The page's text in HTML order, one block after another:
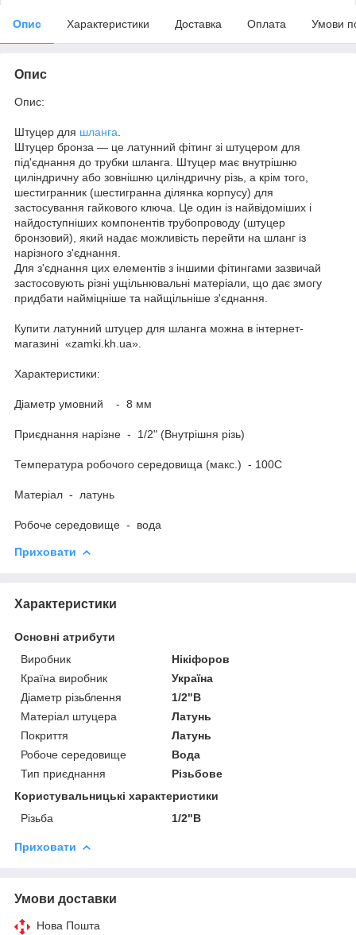
Опис Характеристики Доставка Оплата Умови
Опис
Опис:
Штуцер для шланга
Штуцер бронза — це латунний фітинг зі штуцером для
під'єднання до трубки шланга. Штуцер має внутрішню
циліндричну або зовнішню циліндричну різь, а крім того,
шестигранник (шестигранна ділянка корпусу) для
застосування гайкового ключа. Це один із найвідоміших і
найдоступніших компонентів трубопроводу (штуцер
бронзовий), який надає можливість перейти на шланг із
нарізного з'єднання.
Для з'єднання цих елементів з іншими фітингами зазвичай
застосовують різні ущільнювальні матеріали, що дає змогу
придбати найміцніше та найщільніше з'єднання.
Купити латунний штуцер для шланга можна в інтернет-
магазині «zamki.kh.ua».
Характеристики:
Діаметр умовний - 8 мм
Приєднання нарізне - 1/2" (Внутрішня різь)
Температура робочого середовища (макс.) - 100С
Матеріал - латунь
Робоче середовище - вода
Приховати
Характеристики
Основні атрибути
Виробник
Нікіфоров
Країна виробник
Україна
Діаметр різьблення
1/2"В
Матеріал штуцера
Латунь
Покриття
Латунь
Робоче середовище
Вода
Тип приєднання
Різьбове
Користувальницькі характеристики
Різьба
1/2"В
Приховати
Умови доставки
Нова Пошта